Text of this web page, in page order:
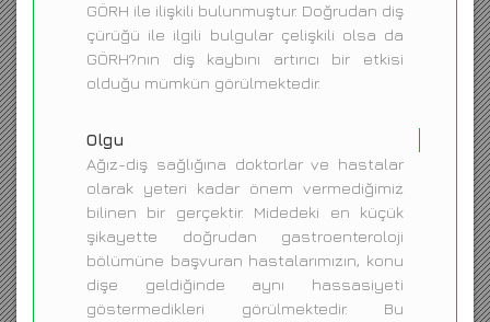
GÖRH ile ilişkili bulunmuştur. Doğrudan diş
çürüğü ile ilgili bulgular çelişkili olsa da
GÖRH?nın diş kaybını artırıcı bir etkisi
olduğu mümkün görülmektedir.
Olgu
Ağız-diş sağlığına doktorlar ve hastalar
olarak yeteri kadar önem vermediğimiz
bilinen bir gerçektir. Midedeki en küçük
şikayette doğrudan gastroenteroloji
bölümüne başvuran hastalarımızın, konu
dişe geldiğinde aynı hassasiyeti
göstermedikleri görülmektedir. Bu